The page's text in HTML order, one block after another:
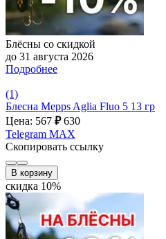
Блёсны со скидкой
до 31 августа 2026
Подробнее
(1)
Блесна Mepps Aglia Fluo 5 13 гр
Цена: 567 ₽ 630
Telegram MAX
Скопировать ссылку
В корзину
скидка 10%